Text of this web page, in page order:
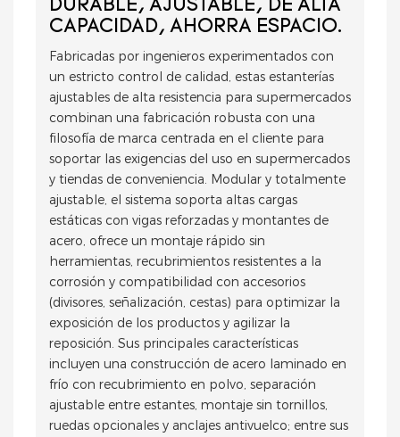
DURABLE, AJUSTABLE, DE ALTA
CAPACIDAD, AHORRA ESPACIO.
Fabricadas por ingenieros experimentados con
un estricto control de calidad, estas estanterías
ajustables de alta resistencia para supermercados
combinan una fabricación robusta con una
filosofía de marca centrada en el cliente para
soportar las exigencias del uso en supermercados
y tiendas de conveniencia. Modular y totalmente
ajustable, el sistema soporta altas cargas
estáticas con vigas reforzadas y montantes de
acero, ofrece un montaje rápido sin
herramientas, recubrimientos resistentes a la
corrosión y compatibilidad con accesorios
(divisores, señalización, cestas) para optimizar la
exposición de los productos y agilizar la
reposición. Sus principales características
incluyen una construcción de acero laminado en
frío con recubrimiento en polvo, separación
ajustable entre estantes, montaje sin tornillos,
ruedas opcionales y anclajes antivuelco; entre sus